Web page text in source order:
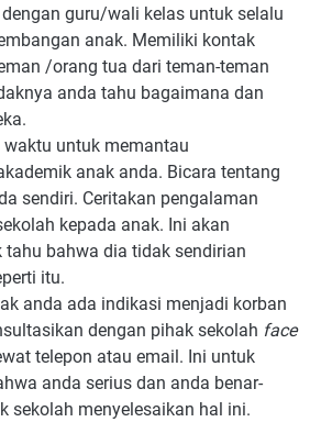
guru/wali kelas untuk selalu
anak. Memiliki kontak
/orang tua dari teman-teman
anda tahu bagaimana dan
untuk memantau
anak anda. Bicara tentang
sendiri. Ceritakan pengalaman
kepada anak. Ini akan
tahu bahwa dia tidak sendirian
itu.
anda ada indikasi menjadi korban
dengan pihak sekolah face
telepon atau email. Ini untuk
anda serius dan anda benar-
sekolah menyelesaikan hal ini.